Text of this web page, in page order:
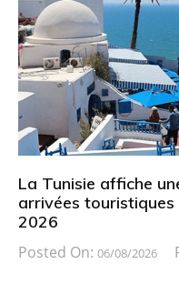
La Tunisie affiche
arrivées
2026
Posted On: 06/08/2026